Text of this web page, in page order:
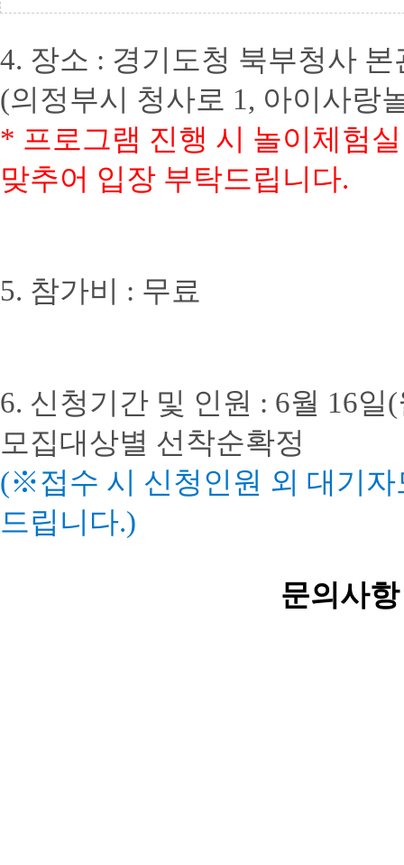
4. 장소 : 경기도청 북부청사
(의정부시 청사로 1, 아이사랑
* 프로그램 진행 시 놀이체험
맞추어 입장 부탁드립니다.
5. 참가비 : 무료
6. 신청기간 및 인원 : 6월 16일
모집대상별 선착순확정
(※접수 시 신청인원 외 대기자
드립니다.)
문의사